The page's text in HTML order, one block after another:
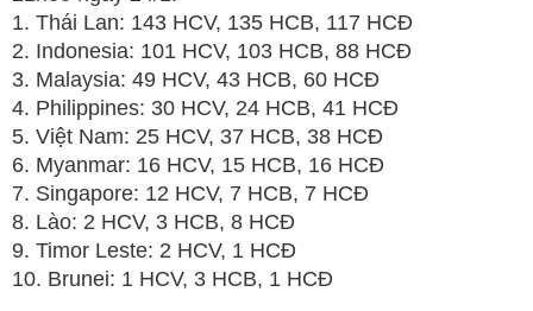
1. Thái Lan: 143 HCV, 135 HCB, 117 HCĐ
2. Indonesia: 101 HCV, 103 HCB, 88 HCĐ
3. Malaysia: 49 HCV, 43 HCB, 60 HCĐ
4. Philippines: 30 HCV, 24 HCB, 41 HCĐ
5. Việt Nam: 25 HCV, 37 HCB, 38 HCĐ
6. Myanmar: 16 HCV, 15 HCB, 16 HCĐ
7. Singapore: 12 HCV, 7 HCB, 7 HCĐ
8. Lào: 2 HCV, 3 HCB, 8 HCĐ
9. Timor Leste: 2 HCV, 1 HCĐ
10. Brunei: 1 HCV, 3 HCB, 1 HCĐ